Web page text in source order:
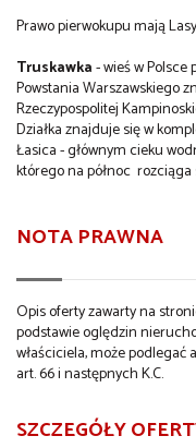
Prawo pierwokupu mają
Truskawka- wieś w Polsce
Powstania Warszawskiego
Rzeczypospolitej
Działka znajduje się w
Łasica - głównym cieku
którego na północ
NOTA PRAWNA
Opis oferty zawarty na
podstawie oględzin
właściciela, może
art. 66 i następnych K.C.
SZCZEGÓŁY